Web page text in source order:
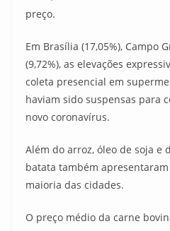
preço.
Em Brasília (17,05%), Campo
(9,72%), as elevações
coleta presencial em
haviam sido suspensas para
novo coronavírus.
Além do arroz, óleo de soja e
batata também
maioria das cidades.
O preço médio da carne